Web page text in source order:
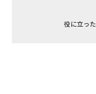
役に立った